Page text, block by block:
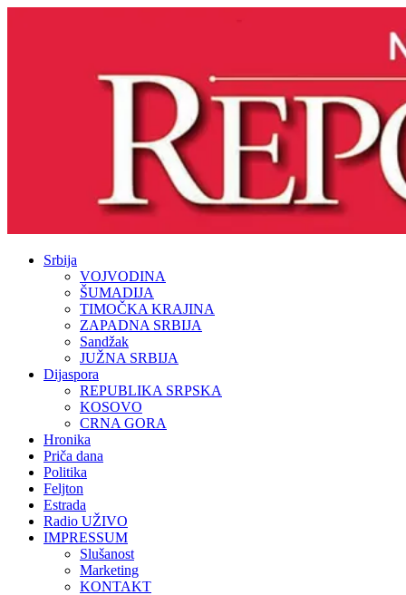
Srbija
VOJVODINA
ŠUMADIJA
TIMOČKA KRAJINA
ZAPADNA SRBIJA
Sandžak
JUŽNA SRBIJA
Dijaspora
REPUBLIKA SRPSKA
KOSOVO
CRNA GORA
Hronika
Priča dana
Politika
Feljton
Estrada
Radio UŽIVO
IMPRESSUM
Slušanost
Marketing
KONTAKT